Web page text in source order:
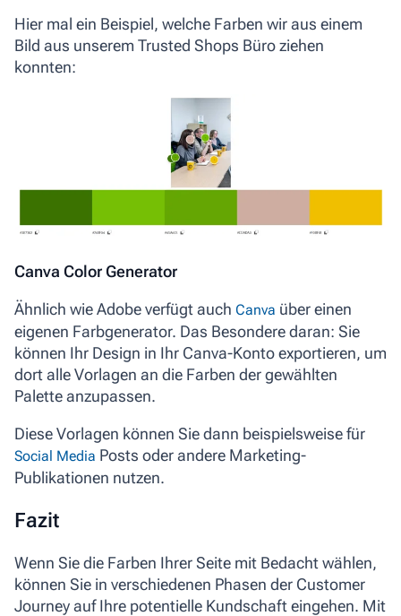
Hier mal ein Beispiel, welche Farben wir aus einem
Bild aus unserem Trusted Shops Büro ziehen
konnten:
Canva Color Generator
Ähnlich wie Adobe verfügt auch Canva über einen
eigenen Farbgenerator. Das Besondere daran: Sie
können Ihr Design in Ihr Canva-Konto exportieren, um
dort alle Vorlagen an die Farben der gewählten
Palette anzupassen.
Diese Vorlagen können Sie dann beispielsweise für
Social Media Posts oder andere Marketing-
Publikationen nutzen.
Fazit
Wenn Sie die Farben Ihrer Seite mit Bedacht wählen,
können Sie in verschiedenen Phasen der Customer
Journey auf Ihre potentielle Kundschaft eingehen. Mit